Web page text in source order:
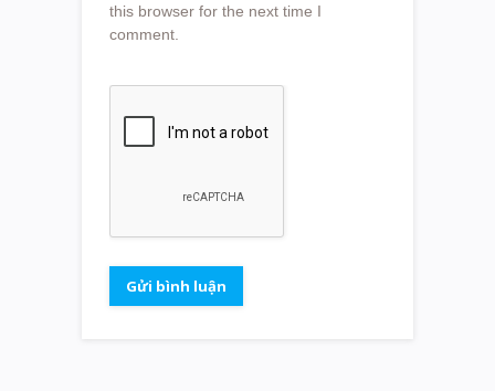
this browser for the next time I
comment.